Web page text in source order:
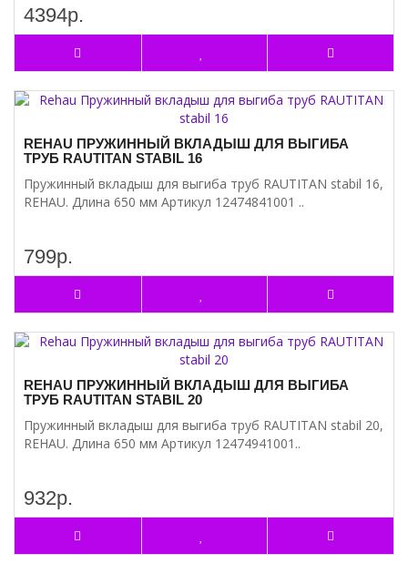
4394р.
REHAU ПРУЖИННЫЙ ВКЛАДЫШ ДЛЯ ВЫГИБА
ТРУБ RAUTITAN STABIL 16
Пружинный вкладыш для выгиба труб RAUTITAN stabil 16,
REHAU. Длина 650 мм Артикул 12474841001 ..
799р.
REHAU ПРУЖИННЫЙ ВКЛАДЫШ ДЛЯ ВЫГИБА
ТРУБ RAUTITAN STABIL 20
Пружинный вкладыш для выгиба труб RAUTITAN stabil 20,
REHAU. Длина 650 мм Артикул 12474941001..
932р.